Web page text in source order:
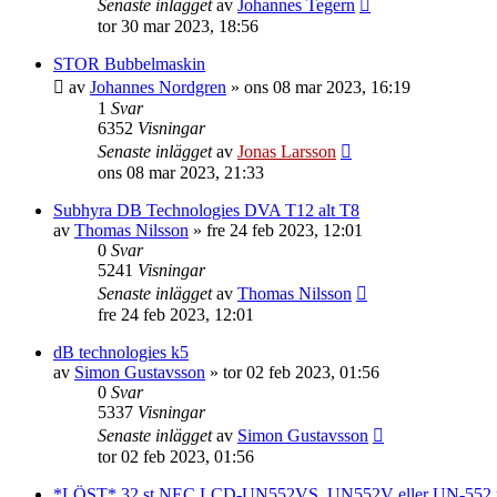
Senaste inläggetav Johannes Tegern
tor 30 mar 2023, 18:56
STOR Bubbelmaskin
av Johannes Nordgren » ons 08 mar 2023, 16:19
1 Svar
6352 Visningar
Senaste inläggetav Jonas Larsson
ons 08 mar 2023, 21:33
Subhyra DB Technologies DVA T12 alt T8
av Thomas Nilsson » fre 24 feb 2023, 12:01
0 Svar
5241 Visningar
Senaste inläggetav Thomas Nilsson
fre 24 feb 2023, 12:01
dB technologies k5
av Simon Gustavsson » tor 02 feb 2023, 01:56
0 Svar
5337 Visningar
Senaste inläggetav Simon Gustavsson
tor 02 feb 2023, 01:56